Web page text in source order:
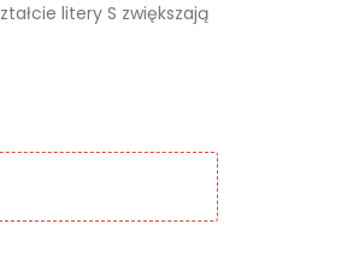
litery S zwiększają